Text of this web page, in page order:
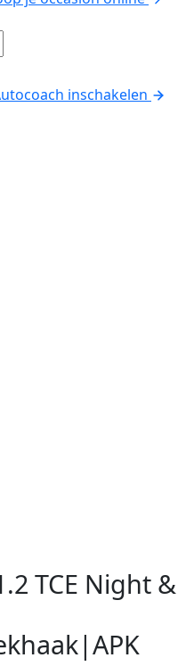
inschakelen
TCE Night &